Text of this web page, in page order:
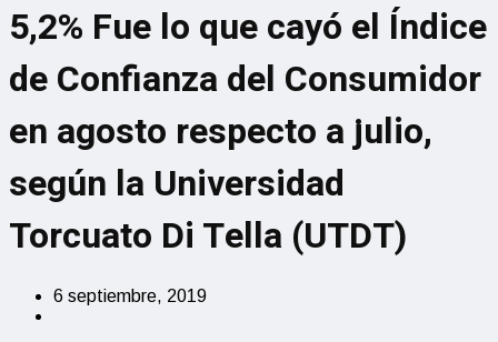
5,2% Fue lo que cayó el Índice
de Confianza del Consumidor
en agosto respecto a julio,
según la Universidad
Torcuato Di Tella (UTDT)
6 septiembre, 2019